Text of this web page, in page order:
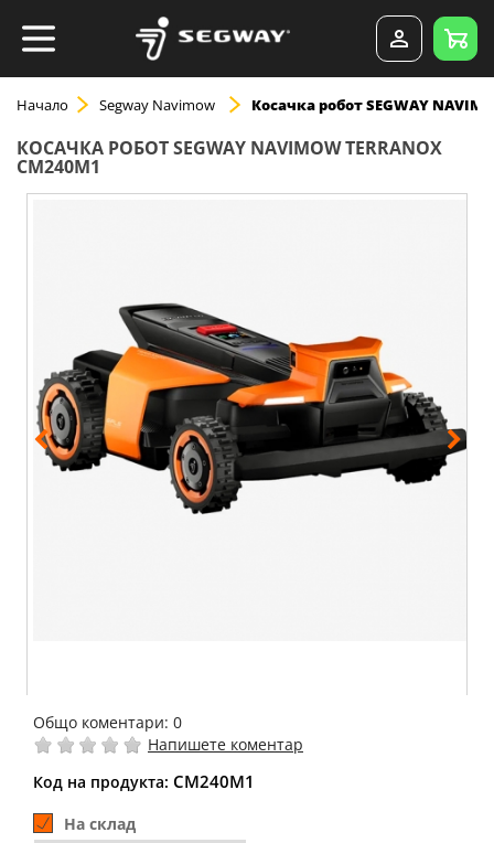
Начало Segway Navimow Косачка робот SEGWAY
КОСАЧКА РОБОТ SEGWAY NAVIMOW TERRANOX
CM240M1
Общо коментари: 0
Напишете коментар
Код на продукта: CM240M1
На склад